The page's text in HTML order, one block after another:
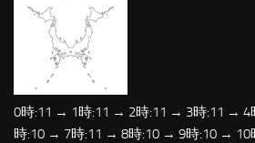
0時:11 → 1時:11 → 2時:11 → 3時:11 →
時:10 → 7時:11 → 8時:10 → 9時:10 →